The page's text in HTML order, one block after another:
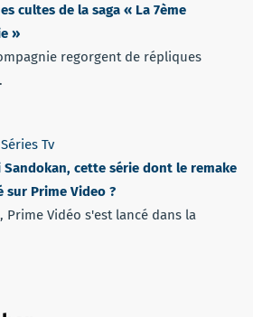
cultes de la saga « La 7ème
»
regorgent de répliques
Séries Tv
Sandokan, cette série dont le remake
sur Prime Video ?
Vidéo s'est lancé dans la